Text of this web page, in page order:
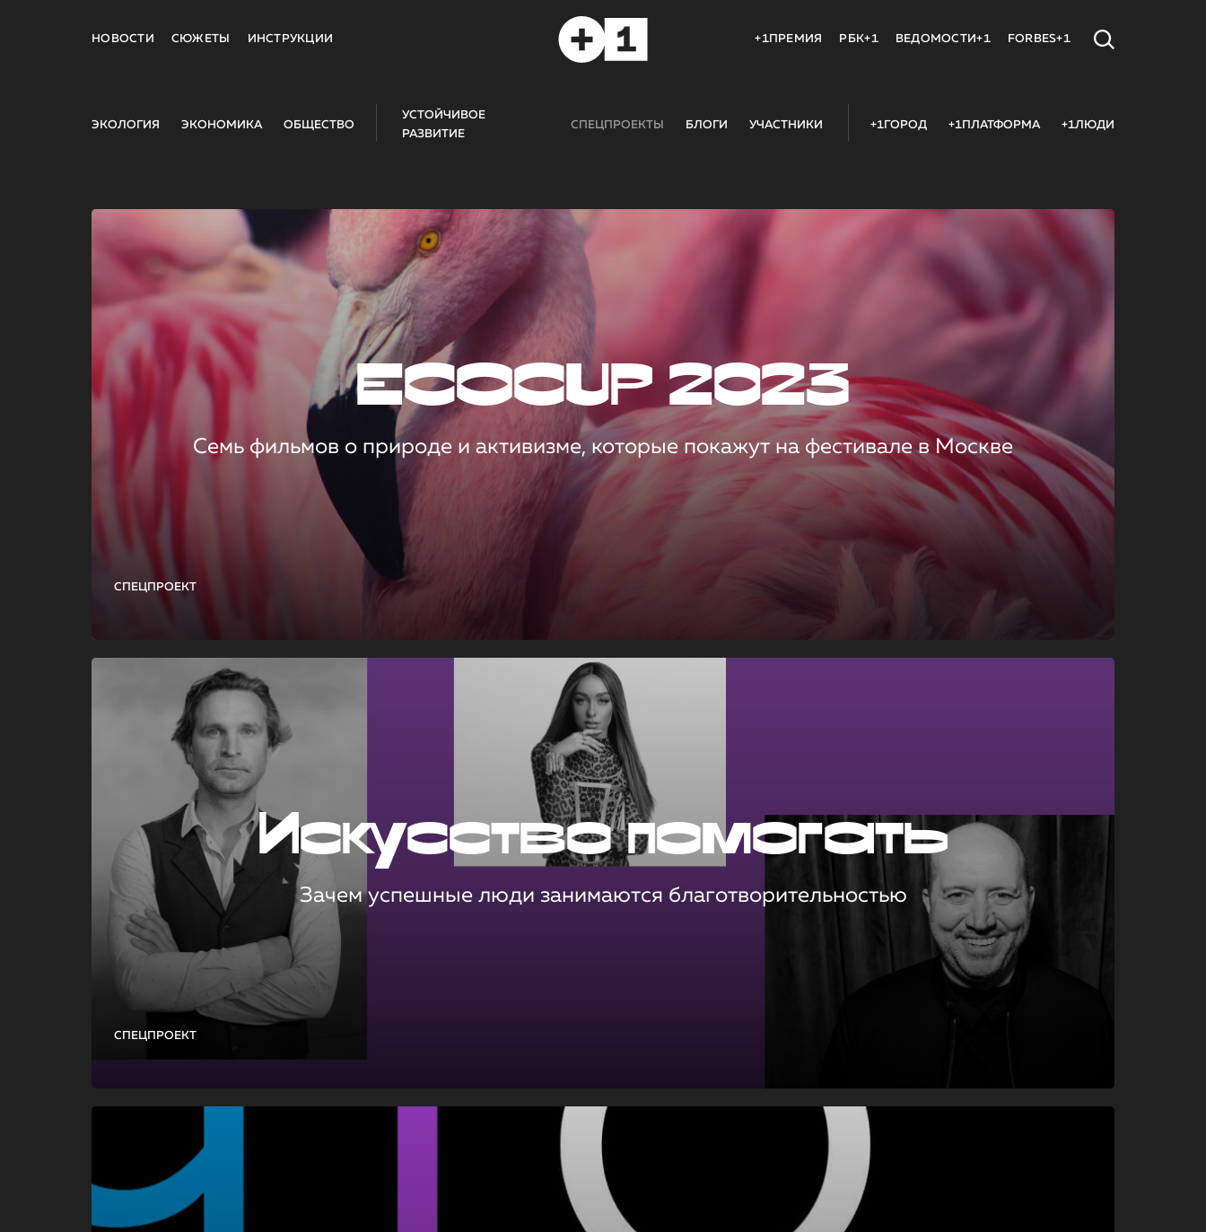
НОВОСТИ СЮЖЕТЫ ИНСТРУКЦИИ +1ПРЕМИЯ РБК+1 ВЕДОМОСТИ+1 FORBES+1
ЭКОЛОГИЯ ЭКОНОМИКА ОБЩЕСТВО
УСТОЙЧИВОЕ
РАЗВИТИЕ
СПЕЦПРОЕКТЫ БЛОГИ УЧАСТНИКИ +1ГОРОД +1ПЛАТФОРМА +1ЛЮДИ
СПЕЦПРОЕКТ
ECOCUP 2023
Семь фильмов о природе и активизме, которые покажут на фестивале в Москве
СПЕЦПРОЕКТ
Искусство помогать
Зачем успешные люди занимаются благотворительностью